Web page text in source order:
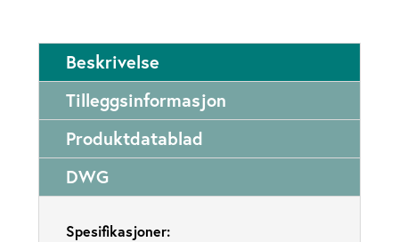
Beskrivelse
Tilleggsinformasjon
Produktdatablad
DWG
Spesifikasjoner: